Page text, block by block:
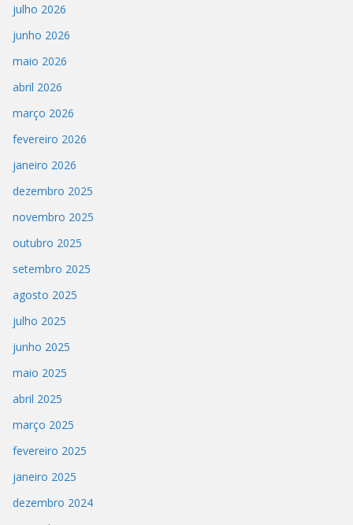
julho 2026
junho 2026
maio 2026
abril 2026
março 2026
fevereiro 2026
janeiro 2026
dezembro 2025
novembro 2025
outubro 2025
setembro 2025
agosto 2025
julho 2025
junho 2025
maio 2025
abril 2025
março 2025
fevereiro 2025
janeiro 2025
dezembro 2024